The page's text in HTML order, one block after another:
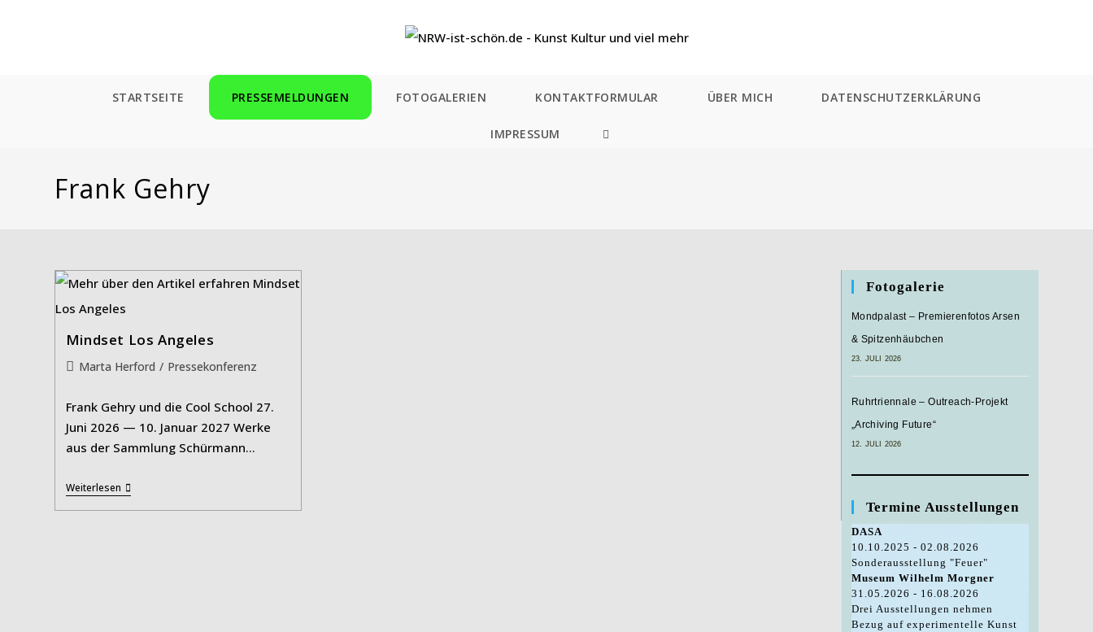
STARTSEITE PRESSEMELDUNGEN FOTOGALERIEN KONTAKTFORMULAR ÜBER MICH DATENSCHUTZERKLÄRUNG
IMPRESSUM
WEBSITE-
Frank Gehry
Mindset Los Angeles
Beitrags-
Marta Herford / Pressekonferenz
Frank Gehry und die Cool School 27.
Juni 2026 — 10. Januar 2027 Werke
aus der Sammlung Schürmann…
WeiterlesenMindset
Los
Angeles
Fotogalerie
Mondpalast – Premierenfotos Arsen
& Spitzenhäubchen
23. JULI 2026
Ruhrtriennale – Outreach-Projekt
„Archiving Future“
12. JULI 2026
Termine Ausstellungen
DASA
10.10.2025 - 02.08.2026
Sonderausstellung "Feuer"
Museum Wilhelm Morgner
31.05.2026 - 16.08.2026
Drei Ausstellungen nehmen
Bezug auf experimentelle Kunst